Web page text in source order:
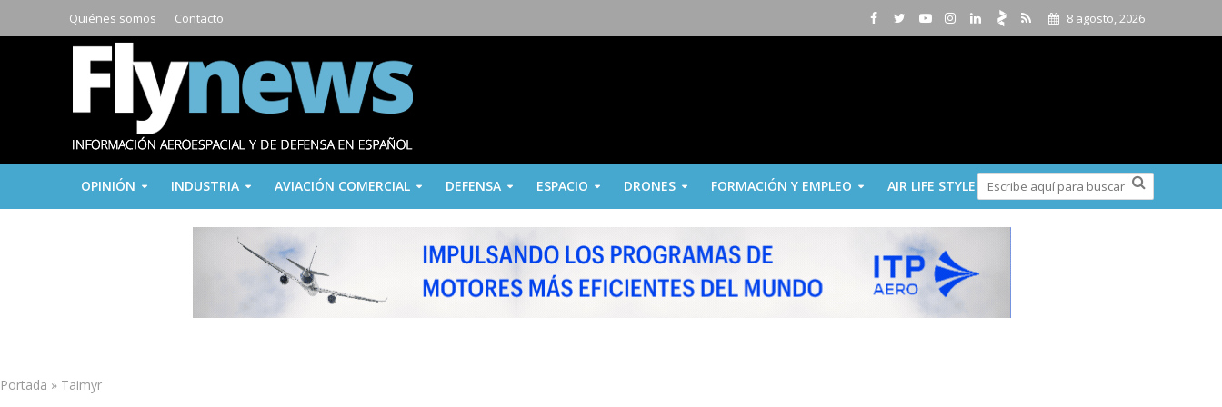
Quiénes somos Contacto 8 agosto, 2026
OPINIÓN INDUSTRIA AVIACIÓN COMERCIAL DEFENSA ESPACIO DRONES FORMACIÓN Y EMPLEO AIR LIFE STYLE
Portada » Taimyr